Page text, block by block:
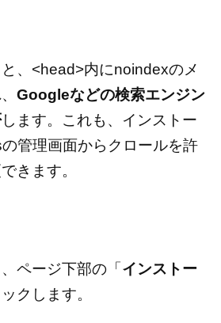
、<head>内にnoindexのメ
Googleなどの検索エンジン
します。これも、インストー
管理画面からクロールを許
きます。
ページ下部の「インストー
クします。